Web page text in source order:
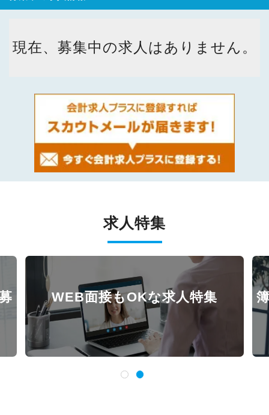
現在、募集中の求人はありません。
求人特集
WEB面接もOKな求人特集